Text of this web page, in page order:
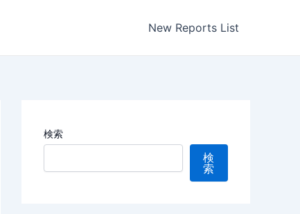
New Reports List
検索
検
索